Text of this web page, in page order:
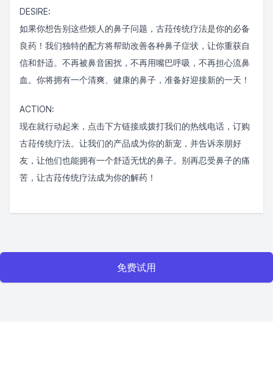
DESIRE:
如果你想告别这些烦人的鼻子问题，古菈传统疗法是你的必备
良药！我们独特的配方将帮助改善各种鼻子症状，让你重获自
信和舒适。不再被鼻音困扰，不再用嘴巴呼吸，不再担心流鼻
血。你将拥有一个清爽、健康的鼻子，准备好迎接新的一天！
ACTION:
现在就行动起来，点击下方链接或拨打我们的热线电话，订购
古菈传统疗法。让我们的产品成为你的新宠，并告诉亲朋好
友，让他们也能拥有一个舒适无忧的鼻子。别再忍受鼻子的痛
苦，让古菈传统疗法成为你的解药！
免费试用